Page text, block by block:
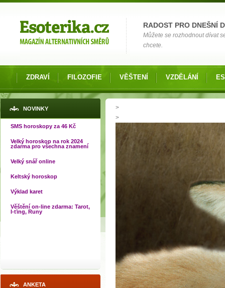
RADOST PRO DNEŠNÍ
Můžete se rozhodnout dívat
chcete.
ZDRAVÍ FILOZOFIE VĚŠTENÍ VZDĚLÁNÍ
NOVINKY
SMS horoskopy za 46 Kč
Velký horoskop na rok 2024
zdarma pro všechna znamení
Velký snář online
Keltský horoskop
Výklad karet
Věštění on-line zdarma: Tarot,
I-ťing, Runy
ANKETA
Jste zde
>
>